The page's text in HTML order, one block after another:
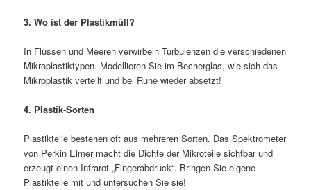
3. Wo ist der Plastikmüll?
In Flüssen und Meeren verwirbeln Turbulenzen die verschiedenen
Mikroplastiktypen. Modellieren Sie im Becherglas, wie sich das
Mikroplastik verteilt und bei Ruhe wieder absetzt!
4. Plastik-Sorten
Plastikteile bestehen oft aus mehreren Sorten. Das Spektrometer
von Perkin Elmer macht die Dichte der Mikroteile sichtbar und
erzeugt einen Infrarot-„Fingerabdruck“. Bringen Sie eigene
Plastikteile mit und untersuchen Sie sie!